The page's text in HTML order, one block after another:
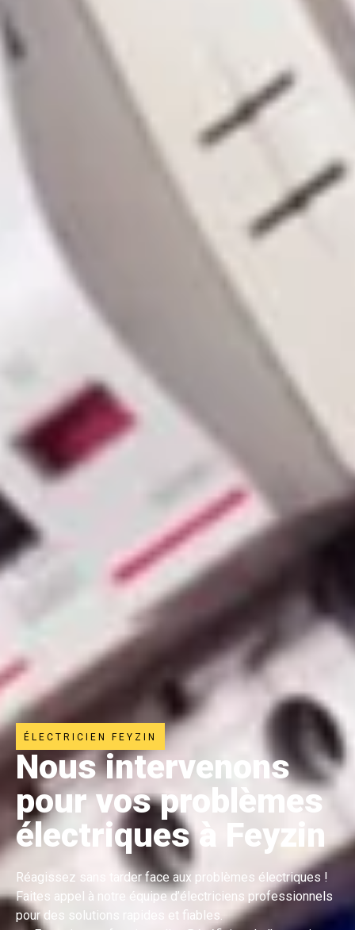
ÉLECTRICIEN FEYZIN
Nous intervenons
pour vos problèmes
électriques à Feyzin
Réagissez sans tarder face aux problèmes électriques !
Faites appel à notre équipe d’électriciens professionnels
pour des solutions rapides et fiables.